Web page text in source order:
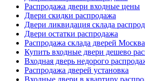
Распродажа двери входные цены
Двери скидки распродажа
Двери ликвидация склада
Двери остатки распродажа
Распродажа склада дверей Москва
Купить входные двери дешево
Входная дверь недорого
Распродажа дверей установка
Входные двери в квартиру